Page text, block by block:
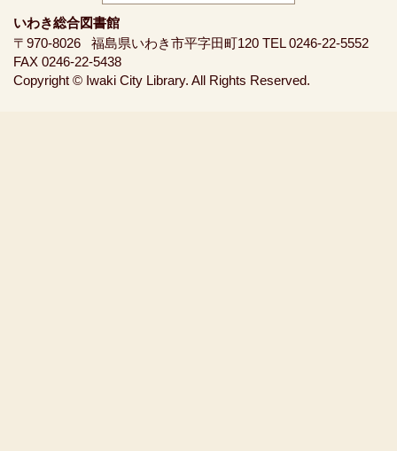
いわき総合図書館
〒970-8026
福島県いわき市平字田町120 TEL 0246-22-5552
FAX 0246-22-5438
Copyright © Iwaki City Library. All Rights Reserved.